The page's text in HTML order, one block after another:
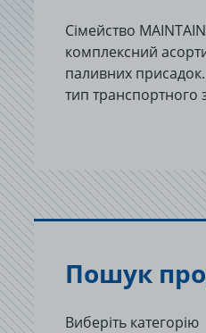
Сімейство
комплексний
паливних
тип транспортного
Пошук
Виберіть категорію